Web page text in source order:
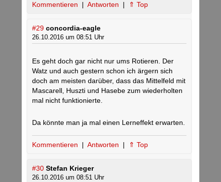
Kommentieren | Antworten | ⇑ Top
#29 concordia-eagle
26.10.2016 um 08:51 Uhr
Es geht doch gar nicht nur ums Rotieren. Der
Watz und auch gestern schon ich ärgern sich
doch am meisten darüber, dass das Mittelfeld mit
Mascarell, Huszti und Hasebe zum wiederholten
mal nicht funktionierte.
Da könnte man ja mal einen Lerneffekt erwarten.
Kommentieren | Antworten | ⇑ Top
#30 Stefan Krieger
26.10.2016 um 08:51 Uhr